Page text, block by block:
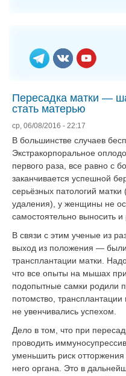
Пересадка матки —
стать матерью
ср, 06/08/2016 - 22:17
В большинстве случаев
Экстракорпоральное
первого раза, все равно с
заканчивается успешной
серьёзных патологий
удаления), у женщины не
самостоятельно выносить и
В связи с этим ученые из
выход из положения —
трансплантации матки.
что все опыты на мышах
подопытные самки родили
потомство,
не увенчивались успехом.
Дело в том, что при
проводить
уменьшить риск
него органа. Это в